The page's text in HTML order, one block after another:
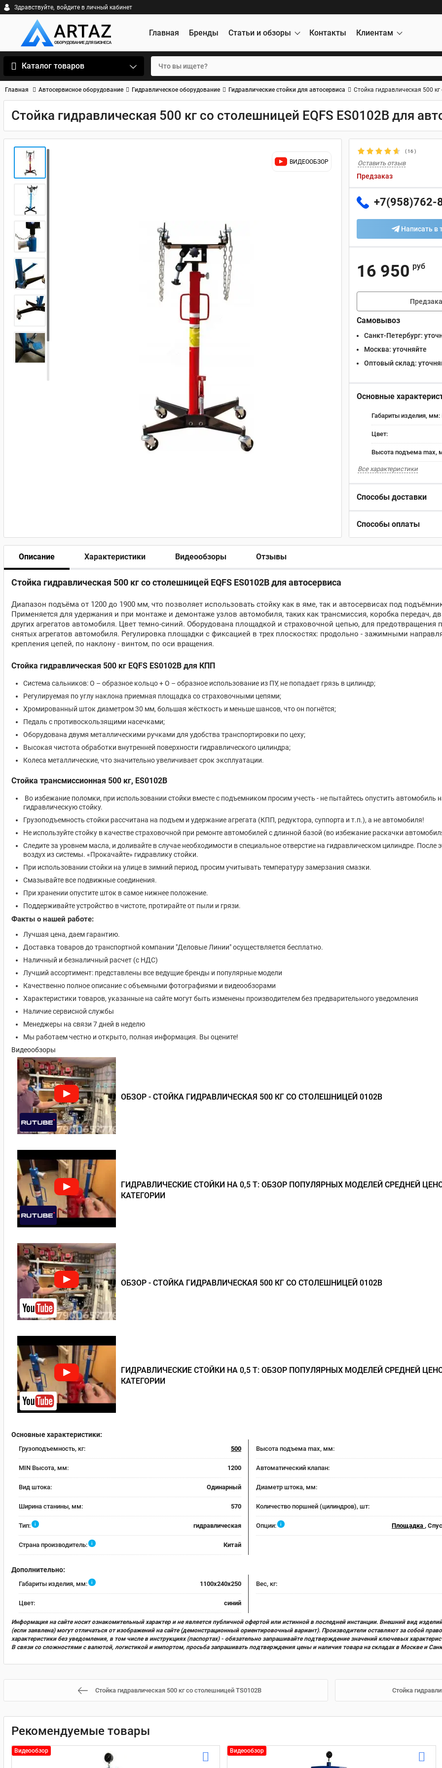
Здравствуйте, войдите в личный кабинет
Главная Бренды Статьи и обзоры Контакты Клиентам
Каталог товаров
Главная Автосервисное оборудование Гидравлическое оборудование Гидравлические стойки для автосервиса Стойка гидравлическая 500
Стойка гидравлическая 500 кг со столешницей EQFS ES0102B для
ВИДЕООБЗОР
(16)
Оставить отзыв
Предзаказ
+7(958)762-
Написать в
16 950 руб
Самовывоз
Санкт-Петербург:
Москва: уточняйте
Оптовый склад:
Основные
Габариты изделия, мм:
Цвет:
Высота подъема max,
Все характеристики
Способы доставки
Способы оплаты
Описание Характеристики Видеообзоры Отзывы
Стойка гидравлическая 500 кг со столешницей EQFS ES0102B для автосервиса
Диапазон подъёма от 1200 до 1900 мм, что позволяет использовать стойку как в яме, так и автосервисах под
Применяется для удержания и при монтаже и демонтаже узлов автомобиля, таких как трансмиссия, коробка передач,
других агрегатов автомобиля. Цвет темно-синий. Оборудована площадкой и страховочной цепью, для предотвращения
снятых агрегатов автомобиля. Регулировка площадки с фиксацией в трех плоскостях: продольно - зажимными
крепления цепей, по наклону - винтом, по оси вращения.
Стойка гидравлическая 500 кг EQFS ES0102B для КПП
Система сальников: О – образное кольцо + О – образное использование из ПУ, не попадает грязь в цилиндр;
Регулируемая по углу наклона приемная площадка со страховочными цепями;
Хромированный шток диаметром 30 мм, большая жёсткость и меньше шансов, что он погнётся;
Педаль с противоскользящими насечками;
Оборудована двумя металлическими ручками для удобства транспортировки по цеху;
Высокая чистота обработки внутренней поверхности гидравлического цилиндра;
Колеса металлические, что значительно увеличивает срок эксплуатации.
Стойка трансмиссионная 500 кг, ES0102B
Во избежание поломки, при использовании стойки вместе с подъемником просим учесть - не пытайтесь опустить автомобиль
гидравлическую стойку.
Грузоподъемность стойки рассчитана на подъем и удержание агрегата (КПП, редуктора, суппорта и т.п.), а не автомобиля!
Не используйте стойку в качестве страховочной при ремонте автомобилей с длинной базой (во избежание раскачки
Следите за уровнем масла, и доливайте в случае необходимости в специальное отверстие на гидравлическом цилиндре. После
воздух из системы. «Прокачайте» гидравлику стойки.
При использовании стойки на улице в зимний период, просим учитывать температуру замерзания смазки.
Смазывайте все подвижные соединения.
При хранении опустите шток в самое нижнее положение.
Поддерживайте устройство в чистоте, протирайте от пыли и грязи.
Факты о нашей работе:
Лучшая цена, даем гарантию.
Доставка товаров до транспортной компании "Деловые Линии" осуществляется бесплатно.
Наличный и безналичный расчет (с НДС)
Лучший ассортимент: представлены все ведущие бренды и популярные модели
Качественно полное описание с объемными фотографиями и видеообзорами
Характеристики товаров, указанные на сайте могут быть изменены производителем без предварительного уведомления
Наличие сервисной службы
Менеджеры на связи 7 дней в неделю
Мы работаем честно и открыто, полная информация. Вы оцените!
Видеообзоры
ОБЗОР - СТОЙКА ГИДРАВЛИЧЕСКАЯ 500 КГ СО СТОЛЕШНИЦЕЙ 0102B
ГИДРАВЛИЧЕСКИЕ СТОЙКИ НА 0,5 Т: ОБЗОР ПОПУЛЯРНЫХ МОДЕЛЕЙ СРЕДНЕЙ
КАТЕГОРИИ
ОБЗОР - СТОЙКА ГИДРАВЛИЧЕСКАЯ 500 КГ СО СТОЛЕШНИЦЕЙ 0102B
ГИДРАВЛИЧЕСКИЕ СТОЙКИ НА 0,5 Т: ОБЗОР ПОПУЛЯРНЫХ МОДЕЛЕЙ СРЕДНЕЙ
КАТЕГОРИИ
Основные характеристики:
Грузоподъемность, кг: 500 Высота подъема max, мм:
MIN Высота, мм: 1200 Автоматический клапан:
Вид штока: Одинарный Диаметр штока, мм:
Ширина станины, мм: 570 Количество поршней (цилиндров), шт:
Тип: i гидравлическая Опции: i Площадка ,
Страна производитель: i Китай
Дополнительно:
Габариты изделия, мм: i 1100x240x250 Вес, кг:
Цвет: синий
Информация на сайте носит ознакомительный характер и не является публичной офертой или истинной в последней инстанции. Внешний вид
(если заявлена) могут отличаться от изображений на сайте (демонстрационный ориентировочный вариант). Производители оставляют за собой
характеристики без уведомления, в том числе в инструкциях (паспортах) - обязательно запрашивайте подтверждение значений ключевых
В связи со сложностями с валютой, логистикой и импортом, просьба запрашивать подтверждения цены и наличия товара на складах в Москве и
Стойка гидравлическая 500 кг со столешницей TS0102B Стойка
Рекомендуемые товары
Видеообзор Видеообзор